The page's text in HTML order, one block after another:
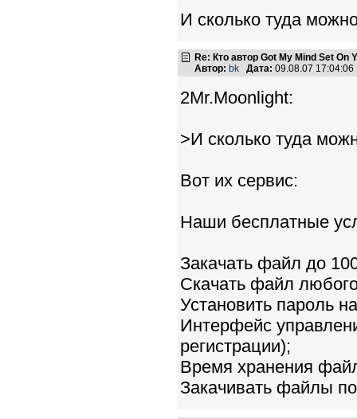
И сколько туда
Re: Кто автор Got My Mind Set On
Автор: bk Дата: 09.08.07
2Mr.Moonlight:
>И сколько туда
Вот их сервис:
Наши бесплатные
Закачать файл до
Скачать файл
Установить пароль
Интерфейс
регистрации);
Время хранения
Закачивать файлы